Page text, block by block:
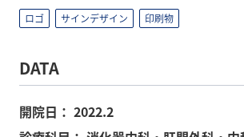
ロゴ サインデザイン 印刷物
DATA
開院日： 2022.2